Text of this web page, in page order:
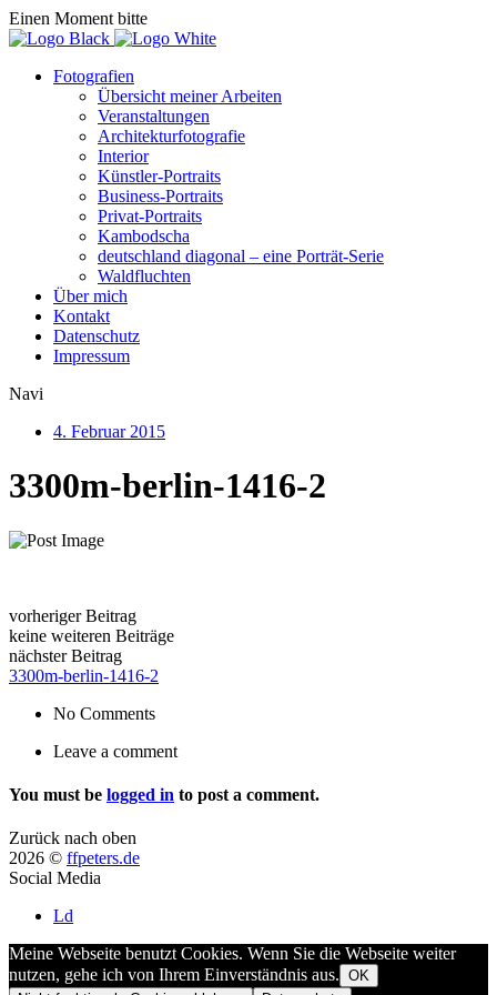
Einen Moment bitte
Fotografien
Übersicht meiner Arbeiten
Veranstaltungen
Architekturfotografie
Interior
Künstler-Portraits
Business-Portraits
Privat-Portraits
Kambodscha
deutschland diagonal – eine Porträt-Serie
Waldfluchten
Über mich
Kontakt
Datenschutz
Impressum
Navi
4. Februar 2015
3300m-berlin-1416-2
vorheriger Beitrag
keine weiteren Beiträge
nächster Beitrag
3300m-berlin-1416-2
No Comments
Leave a comment
You must be logged in to post a comment.
Zurück nach oben
2026 © ffpeters.de
Social Media
Ld
Meine Webseite benutzt Cookies. Wenn Sie die Webseite weiter
nutzen, gehe ich von Ihrem Einverständnis aus. OK